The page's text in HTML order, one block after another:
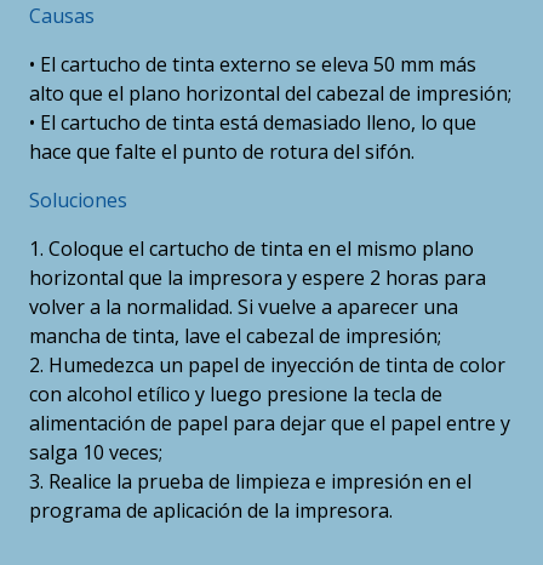
Causas
• El cartucho de tinta externo se eleva 50 mm más
alto que el plano horizontal del cabezal de impresión;
• El cartucho de tinta está demasiado lleno, lo que
hace que falte el punto de rotura del sifón.
Soluciones
1. Coloque el cartucho de tinta en el mismo plano
horizontal que la impresora y espere 2 horas para
volver a la normalidad. Si vuelve a aparecer una
mancha de tinta, lave el cabezal de impresión;
2. Humedezca un papel de inyección de tinta de color
con alcohol etílico y luego presione la tecla de
alimentación de papel para dejar que el papel entre y
salga 10 veces;
3. Realice la prueba de limpieza e impresión en el
programa de aplicación de la impresora.